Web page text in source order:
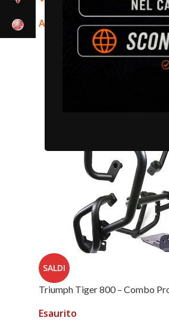
A partire da:€189,00
SALDI
Triumph Tiger 800 – Combo
Esaurito